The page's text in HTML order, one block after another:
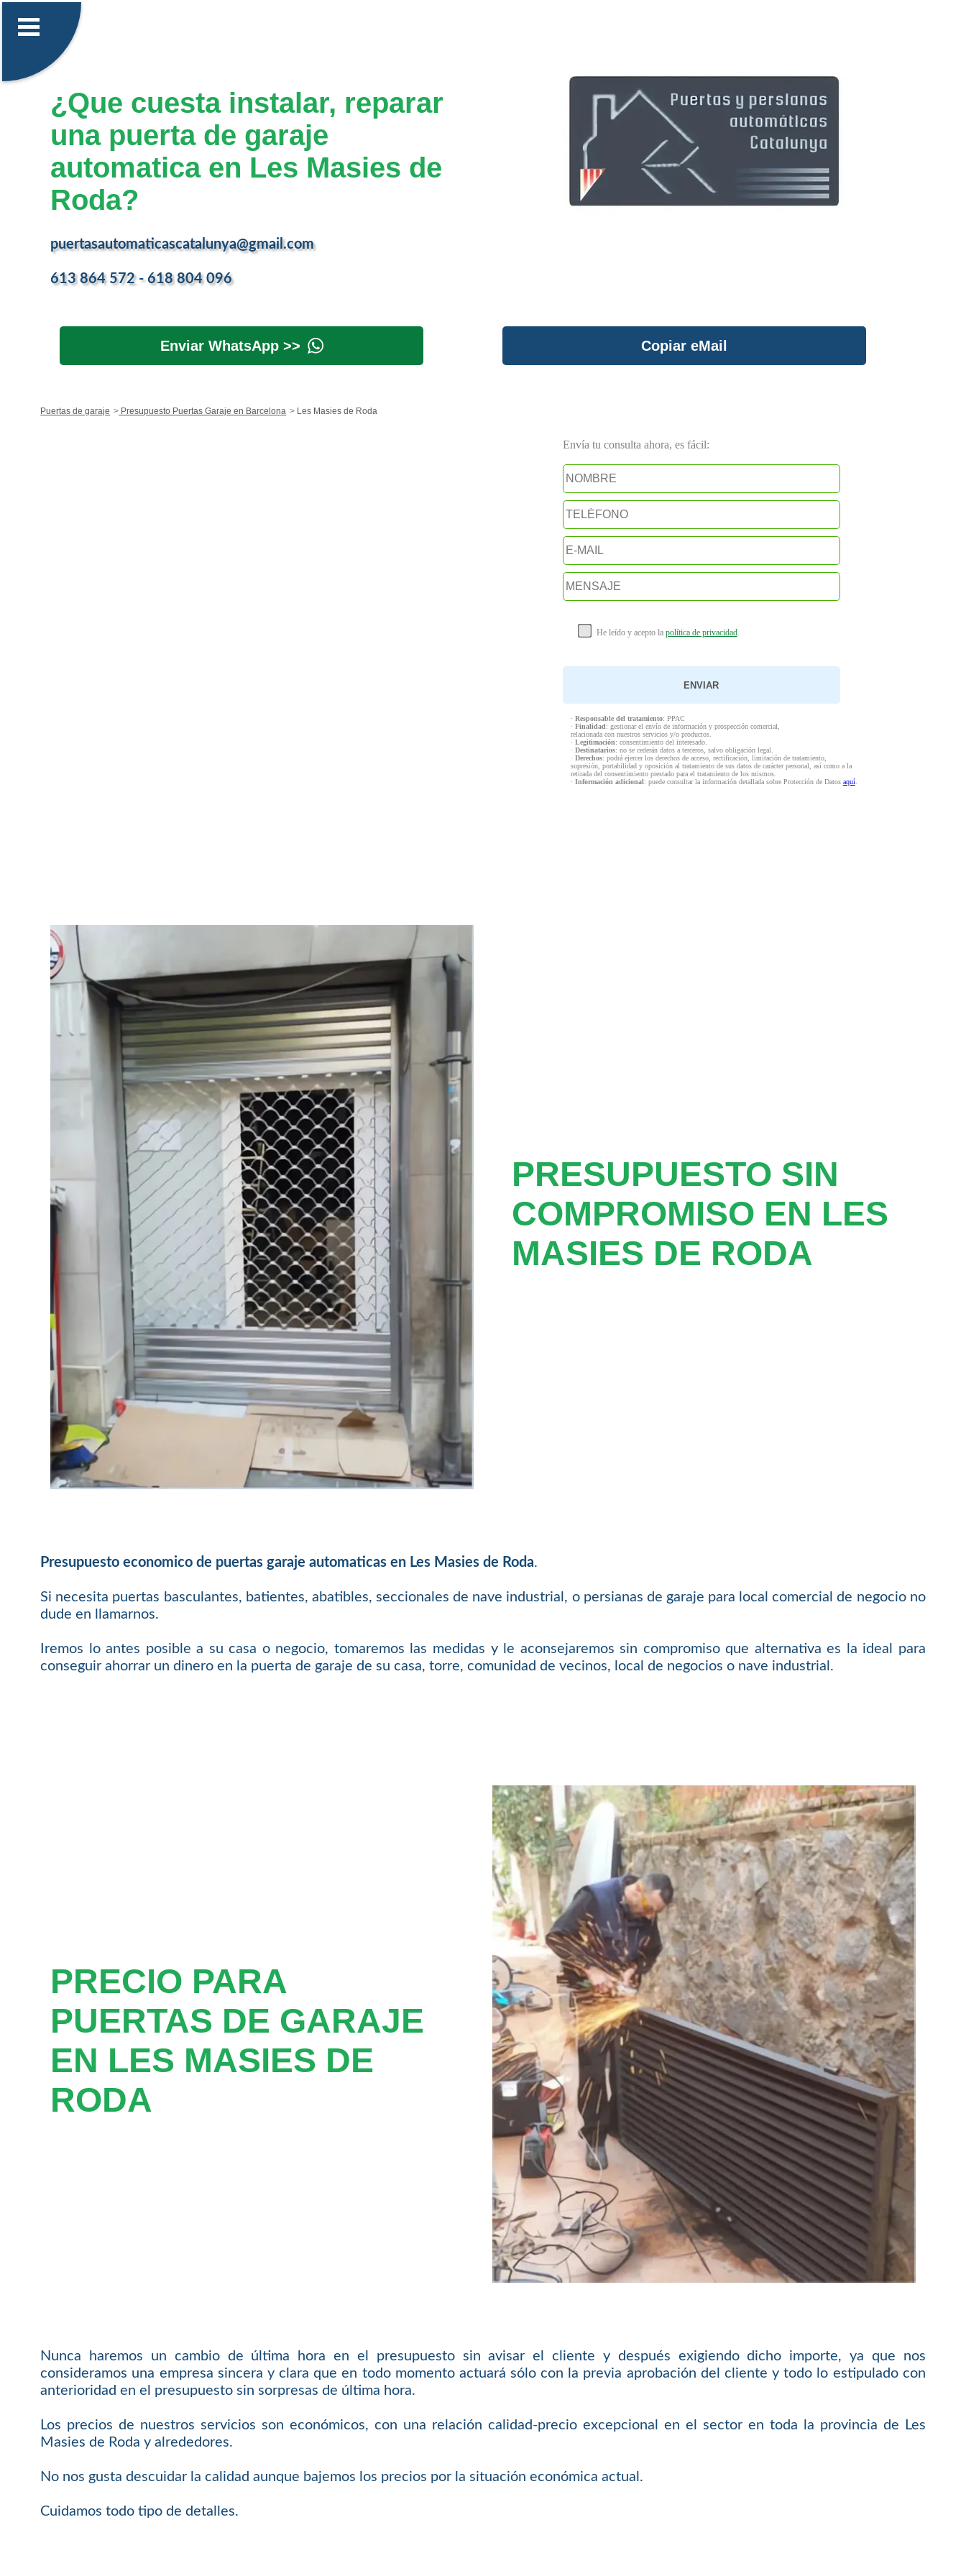
¿Que cuesta instalar, reparar
una puerta de garaje
automatica en Les Masies de
Roda?
puertasautomaticascatalunya@gmail.com
613 864 572 - 618 804 096
Enviar WhatsApp >> Copiar eMail
Puertas de garaje Presupuesto Puertas Garaje en Barcelona Les Masies de Roda
Envía tu consulta ahora, es fácil:
He leído y acepto la política de privacidad.
· Responsable del tratamiento: PPAC
· Finalidad: gestionar el envío de información y prospección comercial,
relacionada con nuestros servicios y/o productos.
· Legitimación: consentimiento del interesado.
· Destinatarios: no se cederán datos a terceros, salvo obligación legal.
· Derechos: podrá ejercer los derechos de acceso, rectificación, limitación de tratamiento,
supresión, portabilidad y oposición al tratamiento de sus datos de carácter personal, así como a la
retirada del consentimiento prestado para el tratamiento de los mismos.
· Información adicional: puede consultar la información detallada sobre Protección de Datos aquí.
PRESUPUESTO SIN
COMPROMISO EN LES
MASIES DE RODA
Presupuesto economico de puertas garaje automaticas en Les Masies de Roda.
Si necesita puertas basculantes, batientes, abatibles, seccionales de nave industrial, o persianas de garaje para local comercial de negocio no
dude en llamarnos.
Iremos lo antes posible a su casa o negocio, tomaremos las medidas y le aconsejaremos sin compromiso que alternativa es la ideal para
conseguir ahorrar un dinero en la puerta de garaje de su casa, torre, comunidad de vecinos, local de negocios o nave industrial.
PRECIO PARA
PUERTAS DE GARAJE
EN LES MASIES DE
RODA
Nunca haremos un cambio de última hora en el presupuesto sin avisar el cliente y después exigiendo dicho importe, ya que nos
consideramos una empresa sincera y clara que en todo momento actuará sólo con la previa aprobación del cliente y todo lo estipulado con
anterioridad en el presupuesto sin sorpresas de última hora.
Los precios de nuestros servicios son económicos, con una relación calidad-precio excepcional en el sector en toda la provincia de Les
Masies de Roda y alrededores.
No nos gusta descuidar la calidad aunque bajemos los precios por la situación económica actual.
Cuidamos todo tipo de detalles.